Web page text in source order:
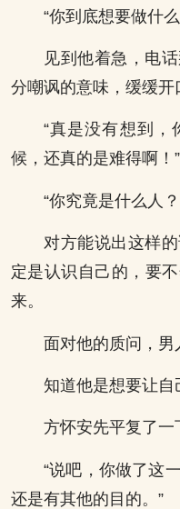
“你到底想要做什
见到他着急，电
分嘲讽的意味，缓缓开
“真是没有想到，
候，还真的是难得啊！”
“你究竟是什么人？
对方能说出这样
定是认识自己的，要
来。
面对他的质问，男
知道他是想要让自
方怀安先平复了一
“说吧，你做了这
还是有其他的目的。”